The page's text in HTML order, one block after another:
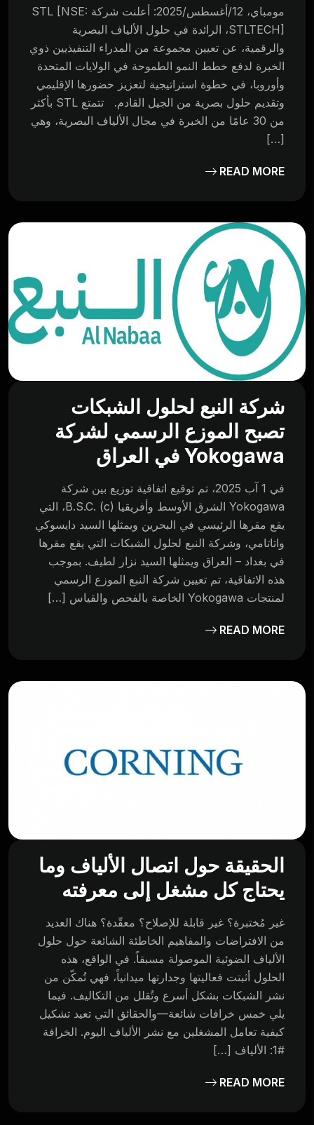
مومباي، 12/أغسطس/2025: أعلنت شركة STL [NSE:
STLTECH]، الرائدة في حلول الألياف البصرية
والرقمية، عن تعيين مجموعة من المدراء التنفيذيين ذوي
الخبرة لدفع خطط النمو الطموحة في الولايات المتحدة
وأوروبا، في خطوة استراتيجية لتعزيز حضورها الإقليمي
وتقديم حلول بصرية من الجيل القادم. تتمتع STL بأكثر
من 30 عامًا من الخبرة في مجال الألياف البصرية، وهي
[…]
READ MORE
شركة النبع لحلول الشبكات
تصبح الموزع الرسمي لشركة
Yokogawa في العراق
في 1 آب 2025، تم توقيع اتفاقية توزيع بين شركة
Yokogawa الشرق الأوسط وأفريقيا B.S.C. (c)، التي
يقع مقرها الرئيسي في البحرين ويمثلها السيد دايسوكي
واتاتامي، وشركة النبع لحلول الشبكات التي يقع مقرها
في بغداد – العراق ويمثلها السيد نزار لطيف. بموجب
هذه الاتفاقية، تم تعيين شركة النبع الموزع الرسمي
لمنتجات Yokogawa الخاصة بالفحص والقياس […]
READ MORE
الحقيقة حول اتصال الألياف وما
يحتاج كل مشغل إلى معرفته
غير مُختبرة؟ غير قابلة للإصلاح؟ معقّدة؟ هناك العديد
من الافتراضات والمفاهيم الخاطئة الشائعة حول حلول
الألياف الضوئية الموصولة مسبقاً. في الواقع، هذه
الحلول أثبتت فعاليتها وجدارتها ميدانياً، فهي تُمكّن من
نشر الشبكات بشكل أسرع وتُقلل من التكاليف. فيما
يلي خمس خرافات شائعة—والحقائق التي تعيد تشكيل
كيفية تعامل المشغلين مع نشر الألياف اليوم. الخرافة
#1: الألياف […]
READ MORE